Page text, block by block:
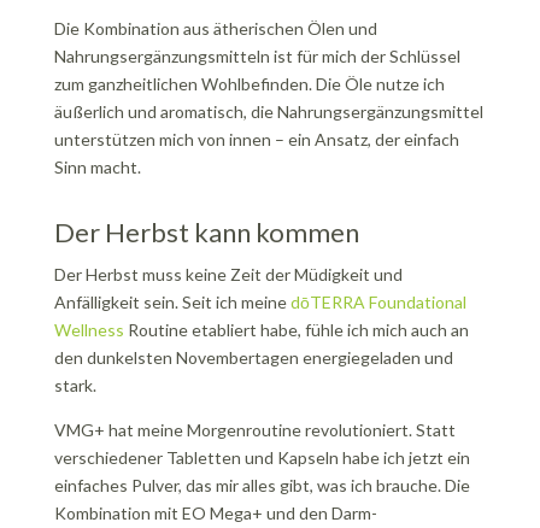
Die Kombination aus ätherischen Ölen und
Nahrungsergänzungsmitteln ist für mich der Schlüssel
zum ganzheitlichen Wohlbefinden. Die Öle nutze ich
äußerlich und aromatisch, die Nahrungsergänzungsmittel
unterstützen mich von innen – ein Ansatz, der einfach
Sinn macht.
Der Herbst kann kommen
Der Herbst muss keine Zeit der Müdigkeit und
Anfälligkeit sein. Seit ich meinedōTERRA Foundational
Wellness Routine etabliert habe, fühle ich mich auch an
den dunkelsten Novembertagen energiegeladen und
stark.
VMG+ hat meine Morgenroutine revolutioniert. Statt
verschiedener Tabletten und Kapseln habe ich jetzt ein
einfaches Pulver, das mir alles gibt, was ich brauche. Die
Kombination mit EO Mega+ und den Darm-